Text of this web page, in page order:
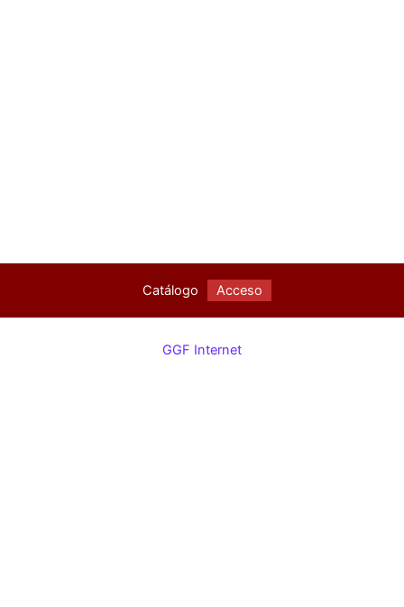
Catálogo Acceso
GGF Internet